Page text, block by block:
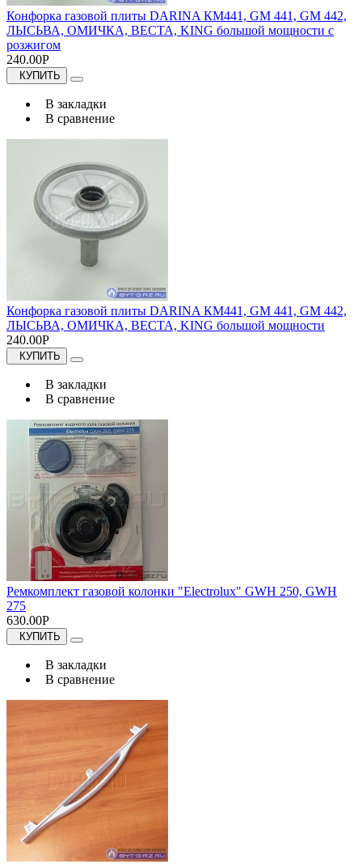
Конфорка газовой плиты DARINA КМ441, GM 441, GM 442,
ЛЫСЬВА, ОМИЧКА, ВЕСТА, KING большой мощности с
розжигом
240.00Р
КУПИТЬ
В закладки
В сравнение
Конфорка газовой плиты DARINA КМ441, GM 441, GM 442,
ЛЫСЬВА, ОМИЧКА, ВЕСТА, KING большой мощности
240.00Р
КУПИТЬ
В закладки
В сравнение
Ремкомплект газовой колонки "Electrolux" GWH 250, GWH
275
630.00Р
КУПИТЬ
В закладки
В сравнение